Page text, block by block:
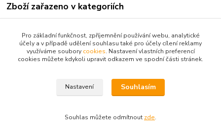
Zboží zařazeno v kategoriích
Upravit sběr cookies.
Pro základní funkčnost, zpříjemnění používání webu, analytické
účely a v případě udělení souhlasu také pro účely cílení reklamy
využíváme soubory cookies. Nastavení vlastních preferencí
cookies můžete kdykoli upravit odkazem ve spodní části stránek.
Nastavení Souhlasím
Souhlas můžete odmítnout zde.